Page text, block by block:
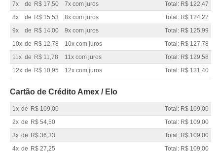
7x
de R$ 17,50 7x com juros
Total: R$ 122,47
8x
de R$ 15,53 8x com juros
Total: R$ 124,22
9x
de R$ 14,00 9x com juros
Total: R$ 125,99
10x de R$ 12,78 10x com juros
Total: R$ 127,78
11x de R$ 11,78 11x com juros
Total: R$ 129,58
12x de R$ 10,95 12x com juros Total: R$ 131,40
Cartão de Crédito Amex / Elo
1x de R$ 109,00
Total: R$ 109,00
2x de R$ 54,50
Total: R$ 109,00
3x de R$ 36,33
Total: R$ 109,00
4x de R$ 27,25
Total: R$ 109,00